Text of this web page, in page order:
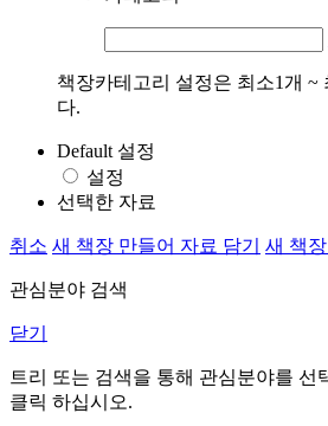
책장카테고리 설정은 최소1개 ~
다.
Default 설정
설정
선택한 자료
취소 새 책장 만들어 자료 담기 새 책
관심분야 검색
닫기
트리 또는 검색을 통해 관심분야를 선
클릭 하십시오.